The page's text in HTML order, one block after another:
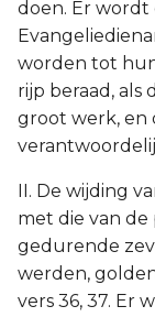
doen. Er
worden tot
rijp beraad,
groot werk, en
II. De wijding
met die van de
gedurende
werden,
vers 36, 37. Er